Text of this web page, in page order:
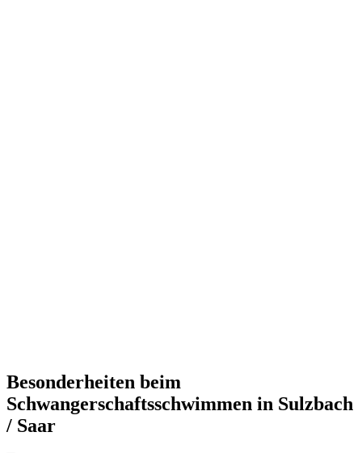
Besonderheiten beim
Schwangerschaftsschwimmen in Sulzbach
/ Saar